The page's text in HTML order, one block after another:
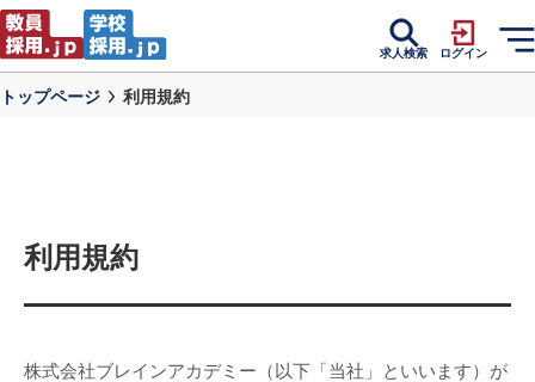
求人検索 ログイン
トップページ 利用規約
利用規約
株式会社ブレインアカデミー（以下「当社」といいます）が